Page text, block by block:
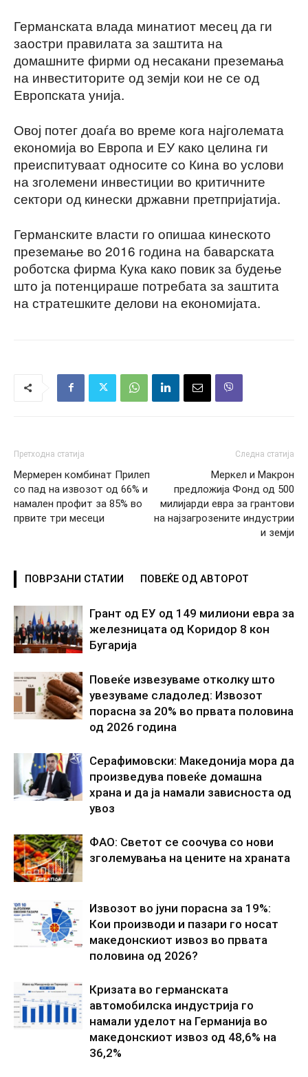
Германската влада минатиот месец да ги
заостри правилата за заштита на
домашните фирми од несакани преземања
на инвеститорите од земји кои не се од
Европската унија.
Овој потег доаѓа во време кога најголемата
економија во Европа и ЕУ како целина ги
преиспитуваат односите со Кина во услови
на зголемени инвестиции во критичните
сектори од кинески државни претпријатија.
Германските власти го опишаа кинеското
преземање во 2016 година на баварската
роботска фирма Кука како повик за будење
што ја потенцираше потребата за заштита
на стратешките делови на економијата.
Претходна статија
Мермерен комбинат Прилеп
со пад на извозот од 66% и
намален профит за 85% во
првите три месеци
Следна статија
Меркел и Макрон
предложија Фонд од 500
милијарди евра за грантови
на најзагрозените индустрии
и земји
ПОВРЗАНИ СТАТИИ ПОВЕЌЕ ОД АВТОРОТ
Грант од ЕУ од 149 милиони евра за
железницата од Коридор 8 кон
Бугарија
Повеќе извезуваме отколку што
увезуваме сладолед: Извозот
порасна за 20% во првата половина
од 2026 година
Серафимовски: Македонија мора да
произведува повеќе домашна
храна и да ја намали зависноста од
увоз
ФАО: Светот се соочува со нови
зголемувања на цените на храната
Извозот во јуни порасна за 19%:
Кои производи и пазари го носат
македонскиот извоз во првата
половина од 2026?
Кризата во германската
автомобилска индустрија го
намали уделот на Германија во
македонскиот извоз од 48,6% на
36,2%